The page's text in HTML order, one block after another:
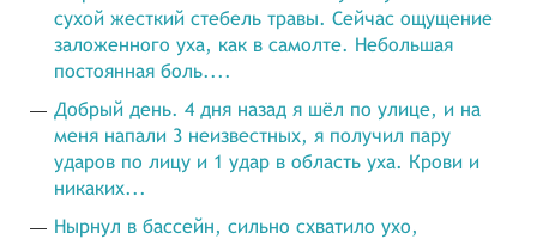
сухой жесткий стебель травы. Сейчас ощущение
заложенного уха, как в самолте. Небольшая
постоянная боль....
Добрый день. 4 дня назад я шёл по улице, и на
меня напали 3 неизвестных, я получил пару
ударов по лицу и 1 удар в область уха. Крови и
никаких...
Нырнул в бассейн, сильно схватило ухо,